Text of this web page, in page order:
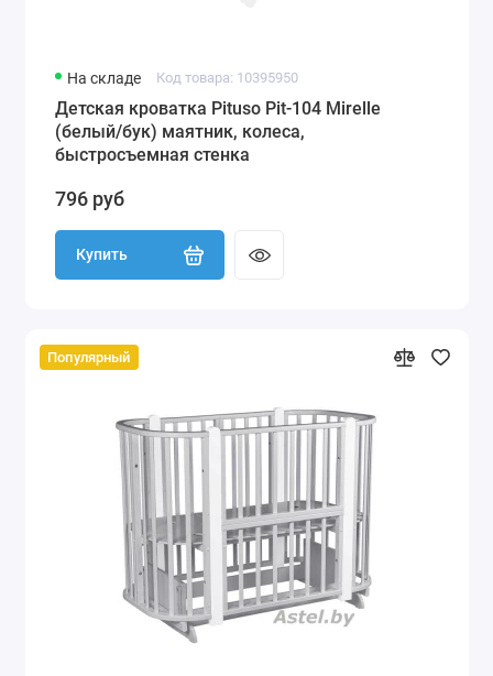
На складе Код товара: 10395950
Детская кроватка Pituso Pit-104 Mirelle
(белый/бук) маятник, колеса,
быстросъемная стенка
796 руб
Купить
Популярный